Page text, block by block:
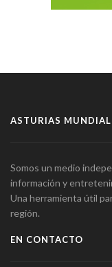
ASTURIAS MUNDIAL
Somos un medio
información y
Una herramienta útil
región.
EN CONTACTO